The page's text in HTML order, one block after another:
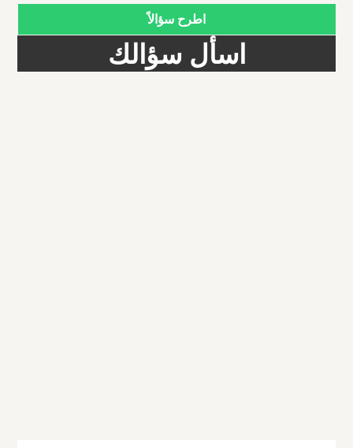
اطرح سؤالاً
اسأل سؤالك